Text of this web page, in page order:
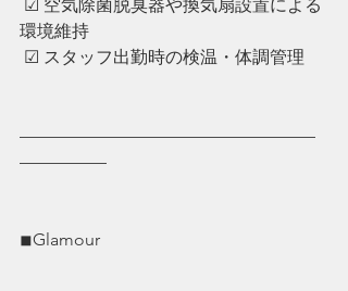
環境維持
☑︎ ︎スタッフ出勤時の検温・体調管理
—————————————————
—————
◾︎Glamour